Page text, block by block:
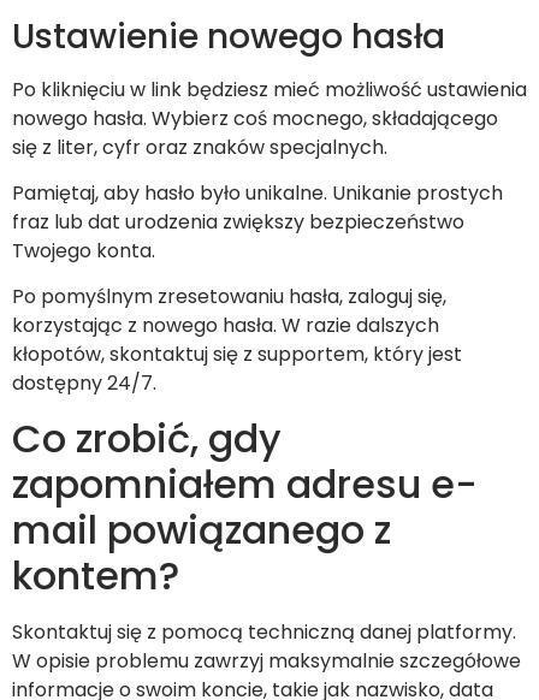
Ustawienie nowego hasła
Po kliknięciu w link będziesz mieć możliwość ustawienia
nowego hasła. Wybierz coś mocnego, składającego
się z liter, cyfr oraz znaków specjalnych.
Pamiętaj, aby hasło było unikalne. Unikanie prostych
fraz lub dat urodzenia zwiększy bezpieczeństwo
Twojego konta.
Po pomyślnym zresetowaniu hasła, zaloguj się,
korzystając z nowego hasła. W razie dalszych
kłopotów, skontaktuj się z supportem, który jest
dostępny 24/7.
Co zrobić, gdy
zapomniałem adresu e-
mail powiązanego z
kontem?
Skontaktuj się z pomocą techniczną danej platformy.
W opisie problemu zawrzyj maksymalnie szczegółowe
informacje o swoim koncie, takie jak nazwisko, data